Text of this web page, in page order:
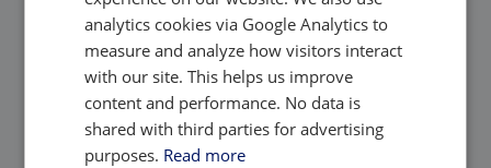
analytics cookies via Google Analytics to
measure and analyze how visitors interact
with our site. This helps us improve
content and performance. No data is
shared with third parties for advertising
purposes. Read more